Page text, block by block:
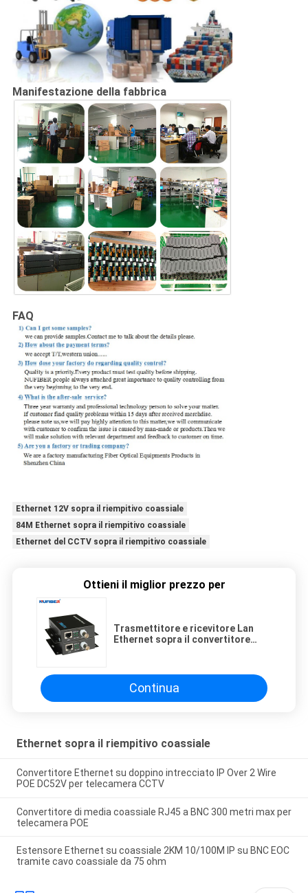
Manifestazione della fabbrica
FAQ
Ethernet 12V sopra il riempitivo coassiale
84M Ethernet sopra il riempitivo coassiale
Ethernet del CCTV sopra il riempitivo coassiale
Ottieni il miglior prezzo per
Trasmettitore e ricevitore Lan
Ethernet sopra il convertitore
Continua
Ethernet sopra il riempitivo coassiale
Convertitore Ethernet su doppino intrecciato IP Over 2 Wire
POE DC52V per telecamera CCTV
Convertitore di media coassiale RJ45 a BNC 300 metri max per
telecamera POE
Estensore Ethernet su coassiale 2KM 10/100M IP su BNC EOC
tramite cavo coassiale da 75 ohm